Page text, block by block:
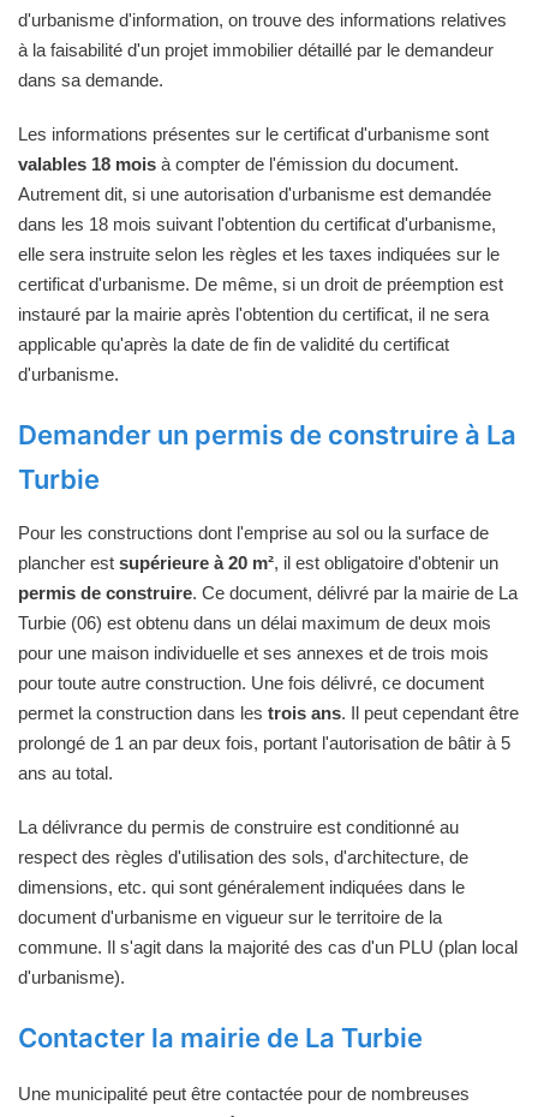
d'urbanisme d'information, on trouve des informations relatives
à la faisabilité d'un projet immobilier détaillé par le demandeur
dans sa demande.
Les informations présentes sur le certificat d'urbanisme sont
valables 18 mois à compter de l'émission du document.
Autrement dit, si une autorisation d'urbanisme est demandée
dans les 18 mois suivant l'obtention du certificat d'urbanisme,
elle sera instruite selon les règles et les taxes indiquées sur le
certificat d'urbanisme. De même, si un droit de préemption est
instauré par la mairie après l'obtention du certificat, il ne sera
applicable qu'après la date de fin de validité du certificat
d'urbanisme.
Demander un permis de construire à La
Turbie
Pour les constructions dont l'emprise au sol ou la surface de
plancher est supérieure à 20 m², il est obligatoire d'obtenir un
permis de construire. Ce document, délivré par la mairie de La
Turbie (06) est obtenu dans un délai maximum de deux mois
pour une maison individuelle et ses annexes et de trois mois
pour toute autre construction. Une fois délivré, ce document
permet la construction dans les trois ans. Il peut cependant être
prolongé de 1 an par deux fois, portant l'autorisation de bâtir à 5
ans au total.
La délivrance du permis de construire est conditionné au
respect des règles d'utilisation des sols, d'architecture, de
dimensions, etc. qui sont généralement indiquées dans le
document d'urbanisme en vigueur sur le territoire de la
commune. Il s'agit dans la majorité des cas d'un PLU (plan local
d'urbanisme).
Contacter la mairie de La Turbie
Une municipalité peut être contactée pour de nombreuses